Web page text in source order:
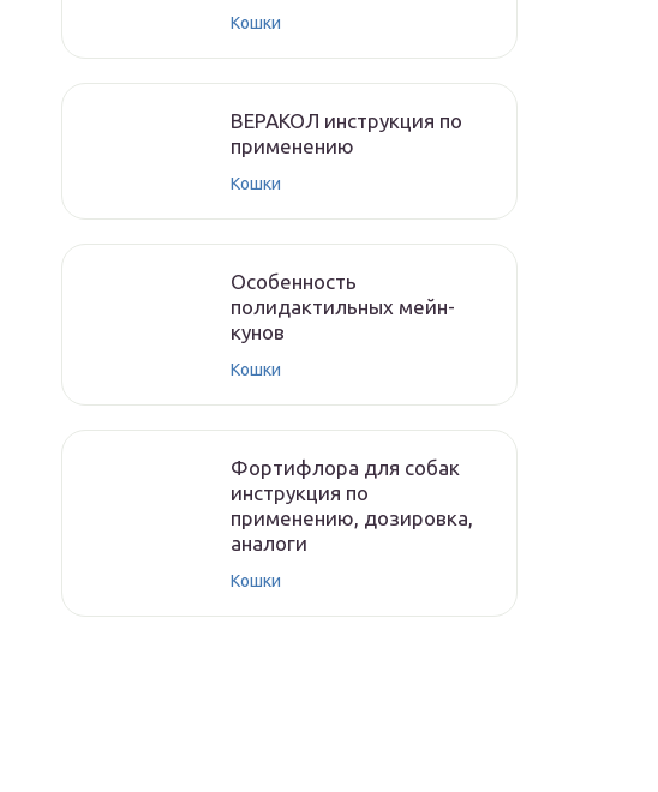
Кошки
ВЕРАКОЛ инструкция по
применению
Кошки
Особенность
полидактильных мейн-
кунов
Кошки
Фортифлора для собак
инструкция по
применению, дозировка,
аналоги
Кошки